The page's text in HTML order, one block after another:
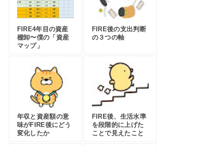
FIRE4年目の資産
棚卸〜僕の「資産
マップ」
FIRE後の支出判断
の３つの軸
年収と資産額の意
味がFIRE後にどう
変化したか
FIRE後、生活水準
を段階的に上げた
ことで見えたこと